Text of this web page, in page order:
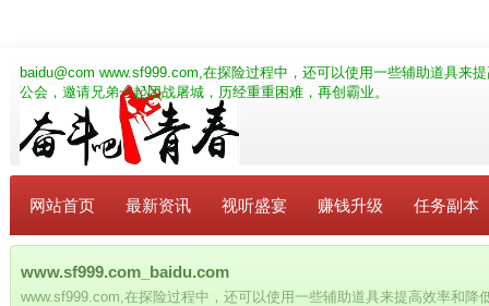
baidu@com www.sf999.com,在探险过程中，还可以使用一些辅助道具来
公会，邀请兄弟一起团战屠城，历经重重困难，再创霸业。
网站首页 最新资讯 视听盛宴 赚钱升级 任务副本
www.sf999.com_baidu.com
www.sf999.com,在探险过程中，还可以使用一些辅助道具来提高效率和降